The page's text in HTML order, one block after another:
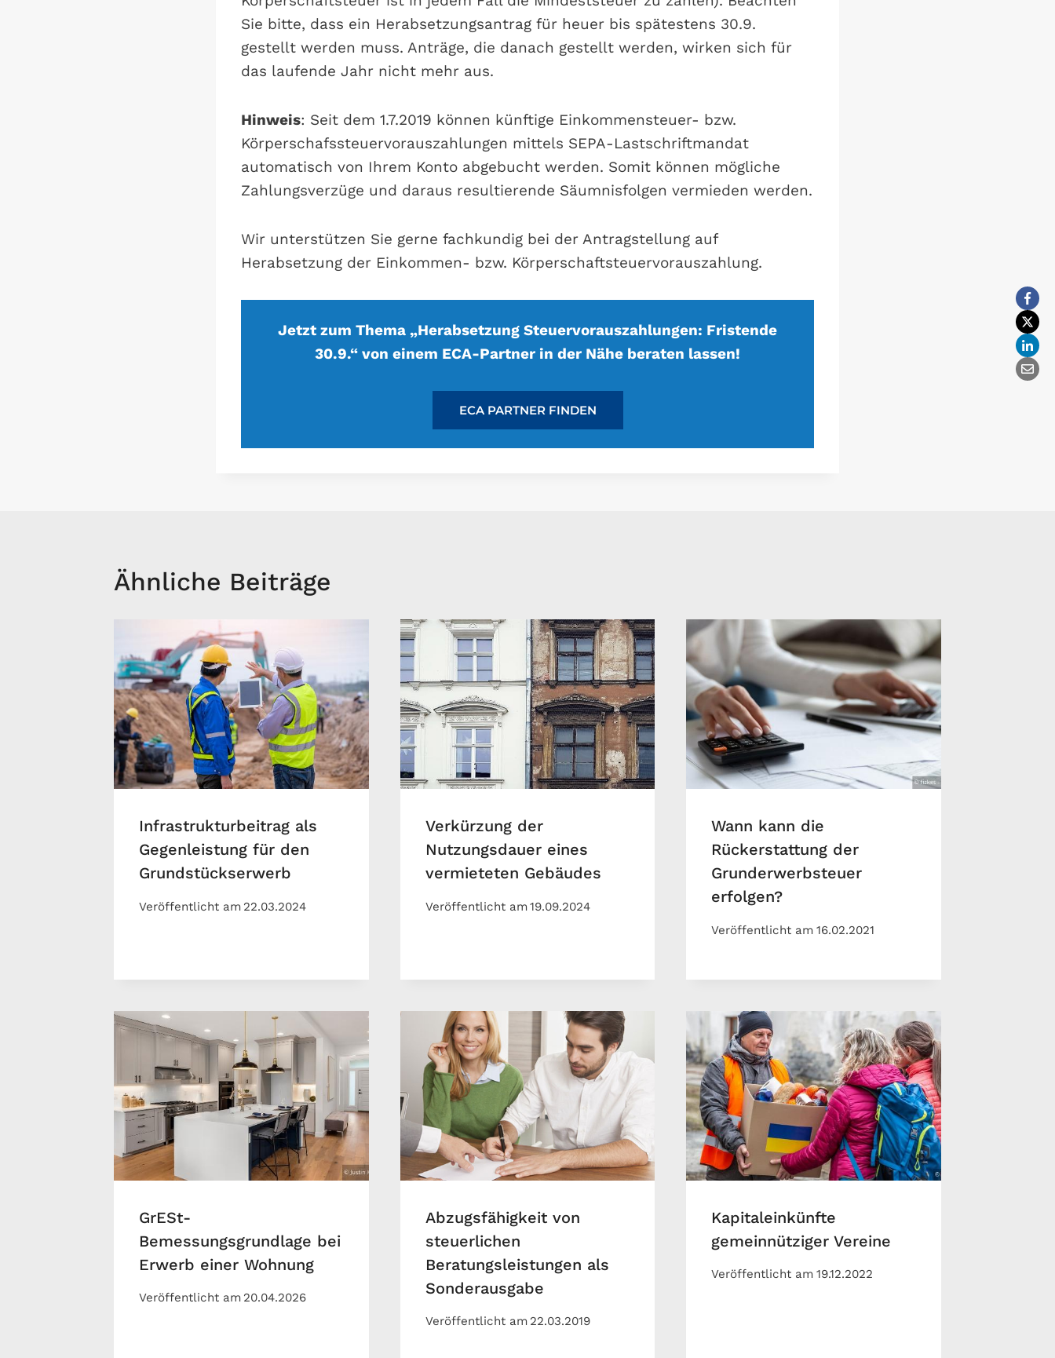
Sie bitte, dass ein Herabsetzungsantrag für heuer bis spätestens 30.9.
gestellt werden muss. Anträge, die danach gestellt werden, wirken sich für
das laufende Jahr nicht mehr aus.
Hinweis: Seit dem 1.7.2019 können künftige Einkommensteuer- bzw.
Körperschafssteuervorauszahlungen mittels SEPA-Lastschriftmandat
automatisch von Ihrem Konto abgebucht werden. Somit können mögliche
Zahlungsverzüge und daraus resultierende Säumnisfolgen vermieden werden.
Wir unterstützen Sie gerne fachkundig bei der Antragstellung auf
Herabsetzung der Einkommen- bzw. Körperschaftsteuervorauszahlung.
Jetzt zum Thema „Herabsetzung Steuervorauszahlungen: Fristende
30.9.“ von einem ECA-Partner in der Nähe beraten lassen!
ECA PARTNER FINDEN
Ähnliche Beiträge
Infrastrukturbeitrag als
Gegenleistung für den
Grundstückserwerb
Veröffentlicht am 22.03.2024
Verkürzung der
Nutzungsdauer eines
vermieteten Gebäudes
Veröffentlicht am19.09.2024
Wann kann die
Rückerstattung der
Grunderwerbsteuer
erfolgen?
Veröffentlicht am 16.02.2021
GrESt-
Bemessungsgrundlage bei
Erwerb einer Wohnung
Veröffentlicht am 20.04.2026
Abzugsfähigkeit von
steuerlichen
Beratungsleistungen als
Sonderausgabe
Veröffentlicht am 22.03.2019
Kapitaleinkünfte
gemeinnütziger Vereine
Veröffentlicht am 19.12.2022